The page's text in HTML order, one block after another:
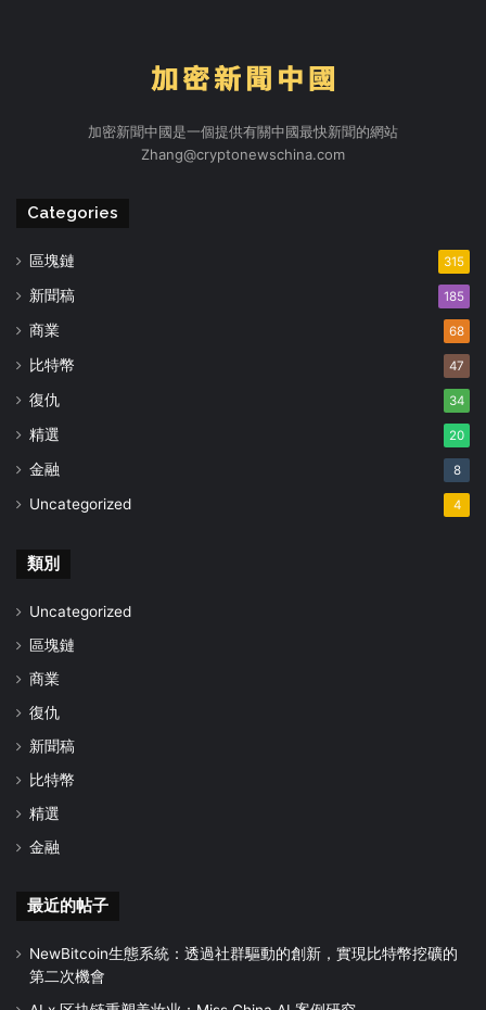
加密新聞中國是一個提供有關中國最快新聞的網站
Zhang@cryptonewschina.com
Categories
區塊鏈 315
新聞稿 185
商業 68
比特幣 47
復仇 34
精選 20
金融 8
Uncategorized 4
類別
Uncategorized
區塊鏈
商業
復仇
新聞稿
比特幣
精選
金融
最近的帖子
NewBitcoin生態系統：透過社群驅動的創新，實現比特幣挖礦的
第二次機會